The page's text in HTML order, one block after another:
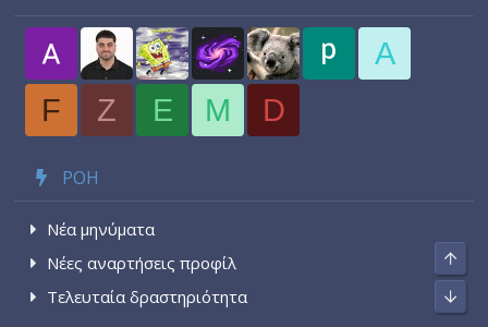
A
F
Z E M D
ΡΟΉ
Νέα μηνύματα
Νέες αναρτήσεις προφίλ
Τελευταία δραστηριότητα
Top